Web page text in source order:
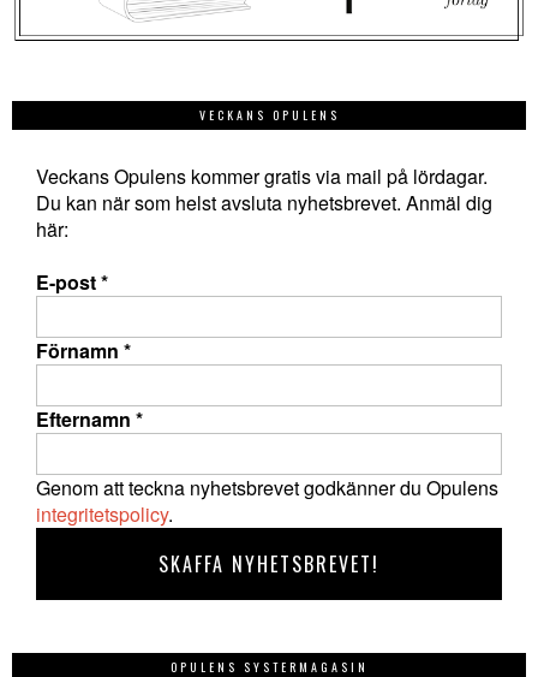
VECKANS OPULENS
Veckans Opulens kommer gratis via mail på lördagar.
Du kan när som helst avsluta nyhetsbrevet. Anmäl dig
här:
E-post*
Förnamn *
Efternamn *
Genom att teckna nyhetsbrevet godkänner du Opulens
integritetspolicy.
OPULENS SYSTERMAGASIN